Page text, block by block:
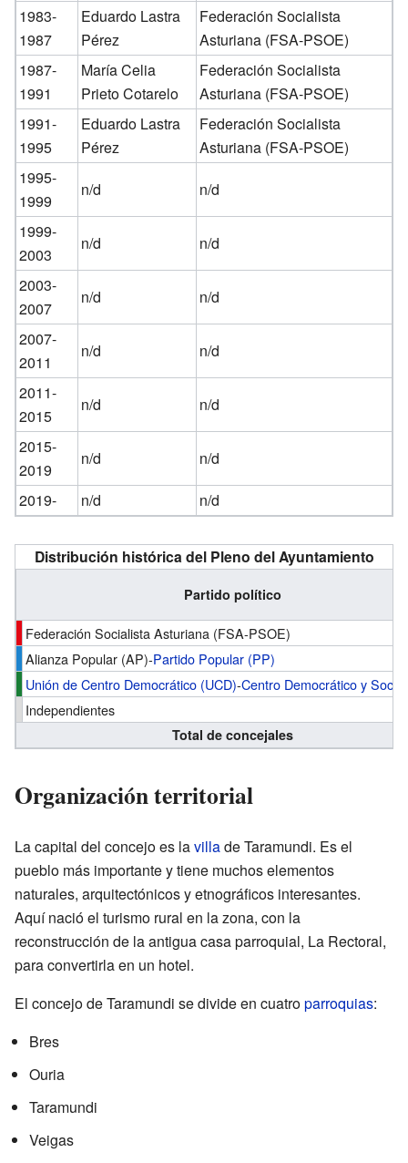
1983-
1987
Eduardo Lastra
Pérez
Federación Socialista
Asturiana (FSA-PSOE)
1987-
1991
María Celia
Prieto Cotarelo
Federación Socialista
Asturiana (FSA-PSOE)
1991-
1995
Eduardo Lastra
Pérez
Federación Socialista
Asturiana (FSA-PSOE)
1995-
1999
n/d
n/d
1999-
2003
n/d
n/d
2003-
2007
n/d
n/d
2007-
2011
n/d
n/d
2011-
2015
n/d
n/d
2015-
2019
n/d
n/d
2019-
n/d n/d
Distribución histórica del Pleno del Ayuntamiento
Partido político
Federación Socialista Asturiana (FSA-PSOE)
Alianza Popular (AP)-Partido Popular (PP)
Unión de Centro Democrático (UCD)-Centro Democrático y
Independientes
Total de concejales
Organización territorial
La capital del concejo es lavillade Taramundi. Es el
pueblo más importante y tiene muchos elementos
naturales, arquitectónicos y etnográficos interesantes.
Aquí nació el turismo rural en la zona, con la
reconstrucción de la antigua casa parroquial, La Rectoral,
para convertirla en un hotel.
El concejo de Taramundi se divide en cuatroparroquias:
Bres
Ouria
Taramundi
Veigas